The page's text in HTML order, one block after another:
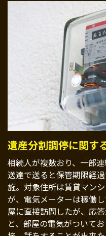
遺産分割調停に関す
相続人が複数おり、一部
送達で送ると保管期限経
施。対象住所は賃貸マン
が、電気メーターは稼働
屋に直接訪問したが、応
と、部屋の電気がついて